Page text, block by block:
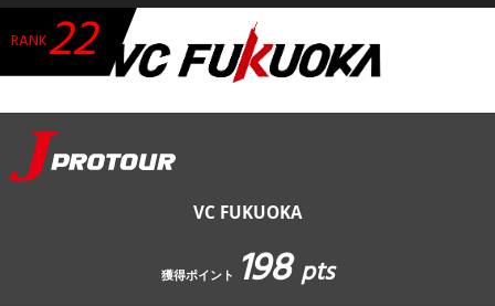
チーム・選手
競技ガイド
エントリー
JBCF ROAD SERIESとは
RANK22
VC FUKUOKA
獲得ポイント 198pts